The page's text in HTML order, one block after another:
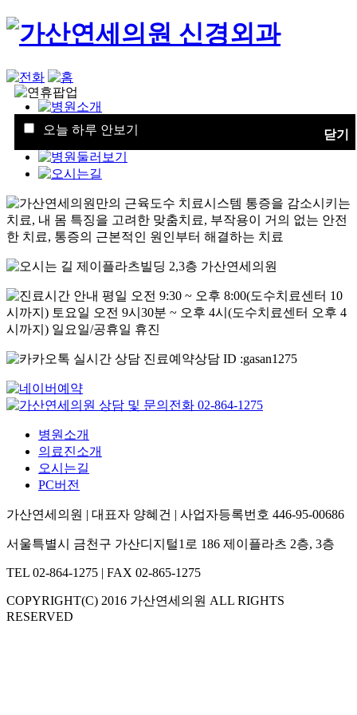
오늘 하루 안보기 닫기
병원소개
의료진소개
오시는길
PC버전
가산연세의원 | 대표자 양혜건 | 사업자등록번호 446-95-00686
서울특별시 금천구 가산디지털1로 186 제이플라츠 2층, 3층
TEL 02-864-1275 | FAX 02-865-1275
COPYRIGHT(C) 2016 가산연세의원 ALL RIGHTS
RESERVED